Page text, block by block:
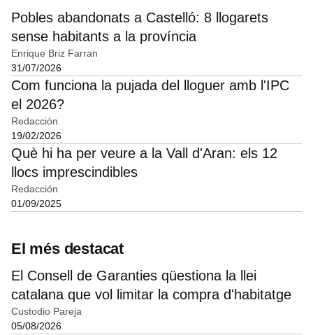
Pobles abandonats a Castelló: 8 llogarets
sense habitants a la província
Enrique Briz Farran
31/07/2026
Com funciona la pujada del lloguer amb l'IPC
el 2026?
Redacción
19/02/2026
Què hi ha per veure a la Vall d'Aran: els 12
llocs imprescindibles
Redacción
01/09/2025
El més destacat
El Consell de Garanties qüestiona la llei
catalana que vol limitar la compra d'habitatge
Custodio Pareja
05/08/2026